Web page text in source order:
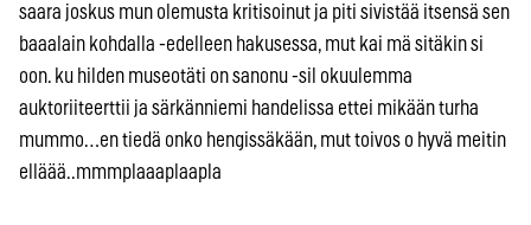
saara joskus mun olemusta kritisoinut ja piti sivistää itsensä sen
baaalain kohdalla -edelleen hakusessa, mut kai mä sitäkin si
oon. ku hilden museotäti on sanonu -sil okuulemma
auktoriiteerttii ja särkänniemi handelissa ettei mikään turha
mummo…en tiedä onko hengissäkään, mut toivos o hyvä meitin
elläää..mmmplaaaplaapla